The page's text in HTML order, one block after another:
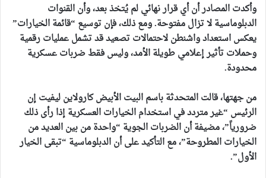
وأكدت المصادر أن أي قرار نهائي لم يُتخذ بعد، وأن القنوات
الدبلوماسية لا تزال مفتوحة. ومع ذلك، فإن توسيع “قائمة الخيارات”
يعكس استعداد واشنطن لاحتمالات تصعيد قد تشمل عمليات رقمية
وحملات تأثير إعلامي طويلة الأمد، وليس فقط ضربات عسكرية
محدودة.
من جهتها، قالت المتحدثة باسم البيت الأبيض كارولاين ليفيت إن
الرئيس “غير متردد في استخدام الخيارات العسكرية إذا رأى ذلك
ضرورياً”، مضيفة أن الضربات الجوية “واحدة من بين العديد من
الخيارات المطروحة”، مع التأكيد على أن الدبلوماسية “تبقى الخيار
الأول”.